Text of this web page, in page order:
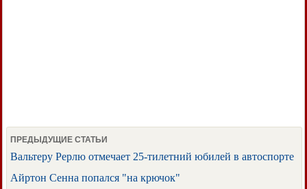
ПРЕДЫДУЩИЕ СТАТЬИ
Вальтеру Рерлю отмечает 25-тилетний юбилей в автоспорте
Айртон Сенна попался "на крючок"